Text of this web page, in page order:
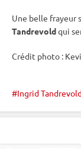
Une belle frayeur
Tandrevoldqui
Crédit photo :
Ingrid